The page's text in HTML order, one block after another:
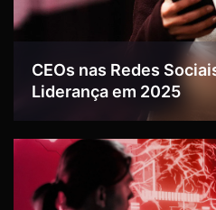
CEOs nas Redes
Liderança em 2025